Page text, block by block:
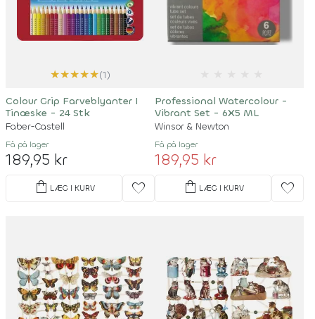
★★★★★(1)
Colour Grip Farveblyanter I
Tinæske - 24 Stk
Faber-Castell
Få på lager
189,95 kr
shopping_bag LÆG I KURV favorite
Professional Watercolour -
Vibrant Set - 6X5 ML
Winsor & Newton
Få på lager
189,95 kr
shopping_bag LÆG I KURV favorite